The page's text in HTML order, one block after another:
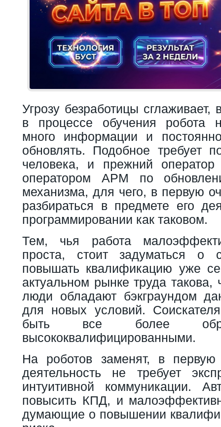
Угрозу безработицы сглаживает,
в процессе обучения робота
много информации и
обновлять. Подобное требует
человека, и прежний
оператором АРМ по
механизма, для чего, в первую
разбираться в предмете его
программировании как таковом.
Тем, чья работа
проста, стоит задуматься
повышать квалификацию уже
актуальном рынке труда такова,
люди обладают бэкграундом
для новых условий.
быть все более
высококвалифицированными.
На роботов заменят, в
деятельность не требует
интуитивной коммуникации.
повысить КПД, и
думающие о повышении